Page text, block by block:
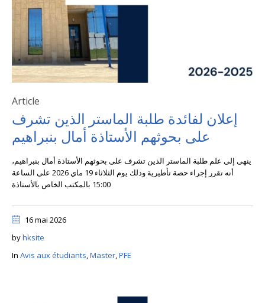
Article
إعلان لفائدة طلبة الماستر الذين تشرف
على بحوثهم الأستاذة أمال بنبراهيم
ينهى إلى علم طلبة الماستر الذين تشرف على بحوثهم الأستاذة أمال بنبراهيم،
أنه تقرر إجراء حصة تأطيرية وذلك يوم الثلاثاء 19 ماي 2026 على الساعة
15:00 بالمكتب الخاص بالأستاذة
16 mai 2026
byhksite
In Avis aux étudiants,Master,PFE